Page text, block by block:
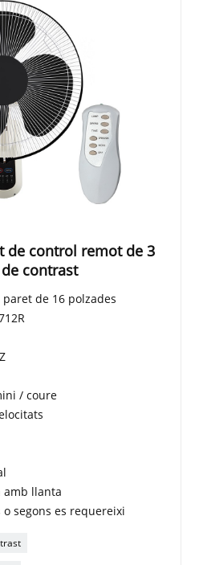
de control remot de 3
contrast
de 16 polzades
/ coure
amb llanta
segons es requereixi